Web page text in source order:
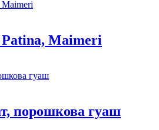
Patina, Maimeri
порошкова гуаш